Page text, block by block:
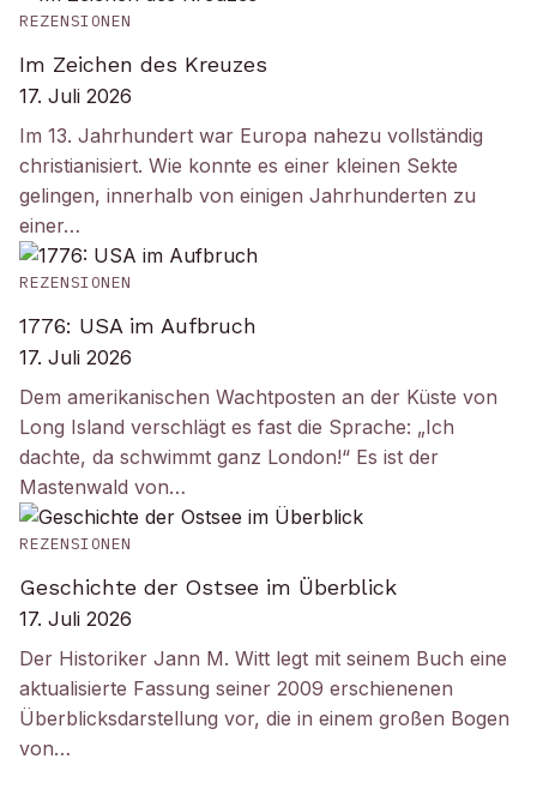
REZENSIONEN
Im Zeichen des Kreuzes
17. Juli 2026
Im 13. Jahrhundert war Europa nahezu vollständig
christianisiert. Wie konnte es einer kleinen Sekte
gelingen, innerhalb von einigen Jahrhunderten zu
einer…
REZENSIONEN
1776: USA im Aufbruch
17. Juli 2026
Dem amerikanischen Wachtposten an der Küste von
Long Island verschlägt es fast die Sprache: „Ich
dachte, da schwimmt ganz London!“ Es ist der
Mastenwald von…
REZENSIONEN
Geschichte der Ostsee im Überblick
17. Juli 2026
Der Historiker Jann M. Witt legt mit seinem Buch eine
aktualisierte Fassung seiner 2009 erschienenen
Überblicksdarstellung vor, die in einem großen Bogen
von…